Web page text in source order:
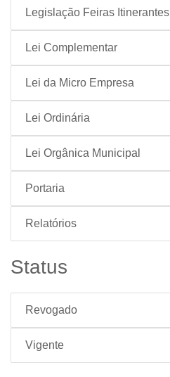
Legislação Feiras Itinerantes
Lei Complementar
Lei da Micro Empresa
Lei Ordinária
Lei Orgânica Municipal
Portaria
Relatórios
Status
Revogado
Vigente